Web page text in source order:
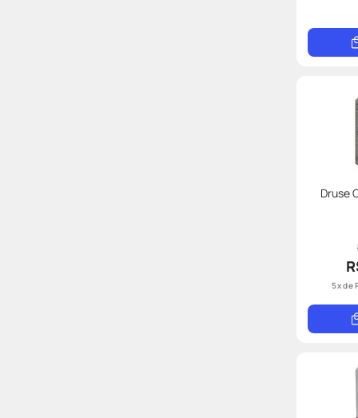
Druse
5x de